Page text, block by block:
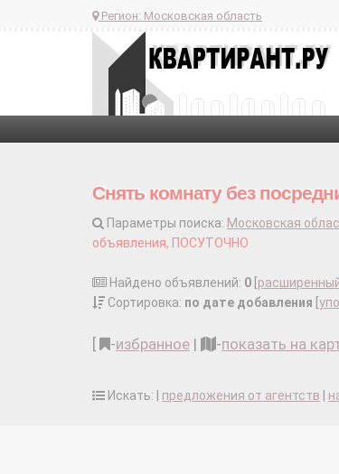
Регион: Московская область
Снять комнату без
Параметры поиска: Московская
объявления, ПОСУТОЧНО
Найдено объявлений: 0
Сортировка: по дате добавления
-избранное | -показать на
Искать: | предложения от агентств